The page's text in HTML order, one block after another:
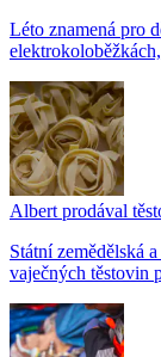
Léto znamená pro
Albert prodával
Státní zemědělská
vaječných těstovin